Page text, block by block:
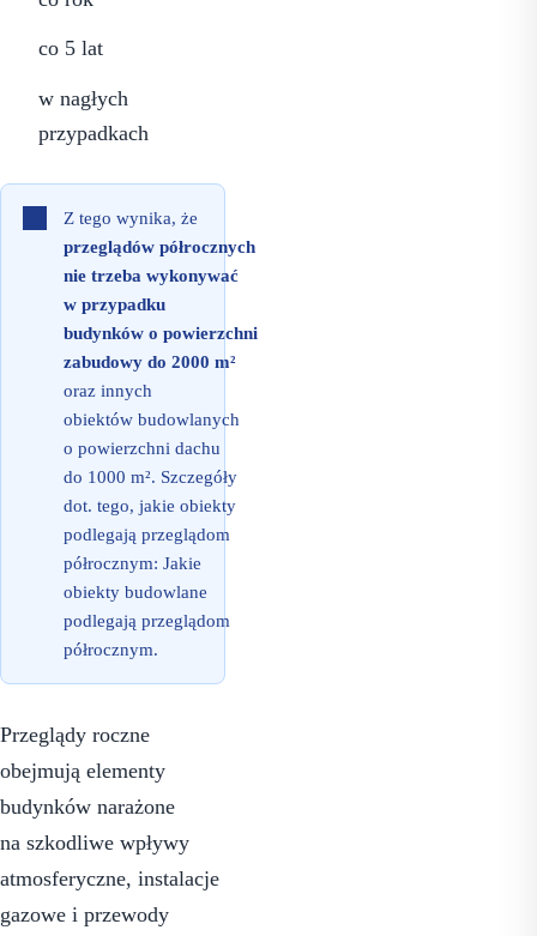
co 5 lat
w nagłych
przypadkach
Z tego wynika, że
przeglądów półrocznych
nie trzeba wykonywać
w przypadku
budynków o powierzchni
zabudowy do 2000 m²
oraz innych
obiektów budowlanych
o powierzchni dachu
do 1000 m². Szczegóły
dot. tego, jakie obiekty
podlegają przeglądom
półrocznym: Jakie
obiekty budowlane
podlegają przeglądom
półrocznym.
Przeglądy roczne
obejmują elementy
budynków narażone
na szkodliwe wpływy
atmosferyczne, instalacje
gazowe i przewody